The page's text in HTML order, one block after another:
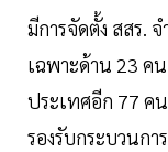
มีการจัดตั้ง สสร.
เฉพาะด้าน 23 ค
ประเทศอีก 77 ค
รองรับกระบวนก